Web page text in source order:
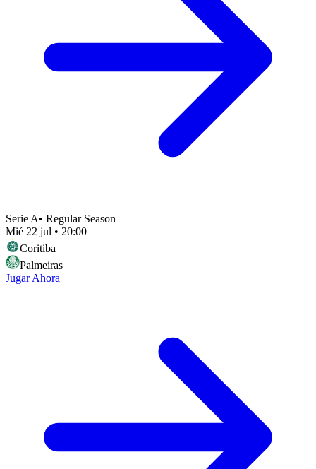
Serie A• Regular Season
Mié 22 jul • 20:00
Coritiba
Palmeiras
Jugar Ahora